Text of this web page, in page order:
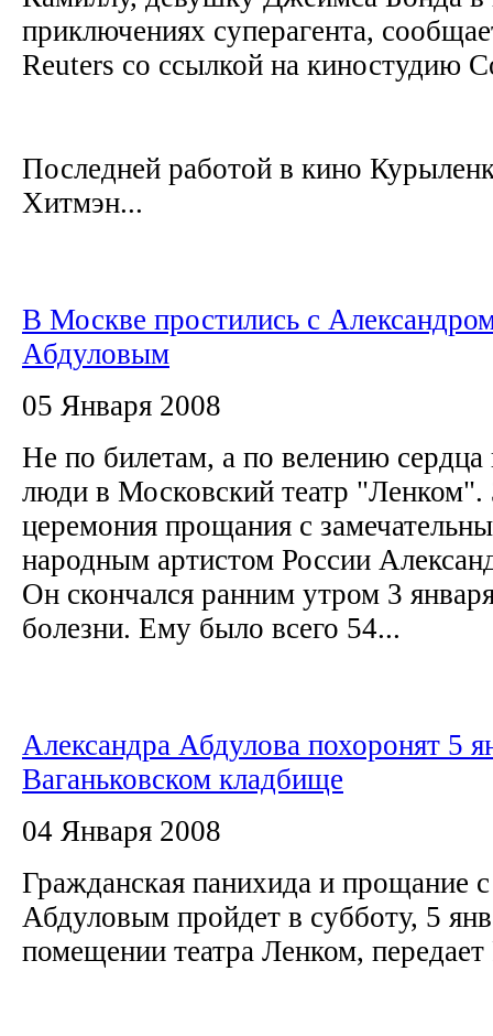
приключениях суперагента,
Reuters со ссылкой на киностудию
Последней работой в кино
Хитмэн...
В Москве простились с
Абдуловым
05 Января 2008
Не по билетам, а по велению
люди в Московский театр "Ленком".
церемония прощания с
народным артистом России
Он скончался ранним утром 3
болезни. Ему было всего 54...
Александра Абдулова похоронят 5
Ваганьковском кладбище
04 Января 2008
Гражданская панихида и прощание
Абдуловым пройдет в субботу, 5
помещении театра Ленком,